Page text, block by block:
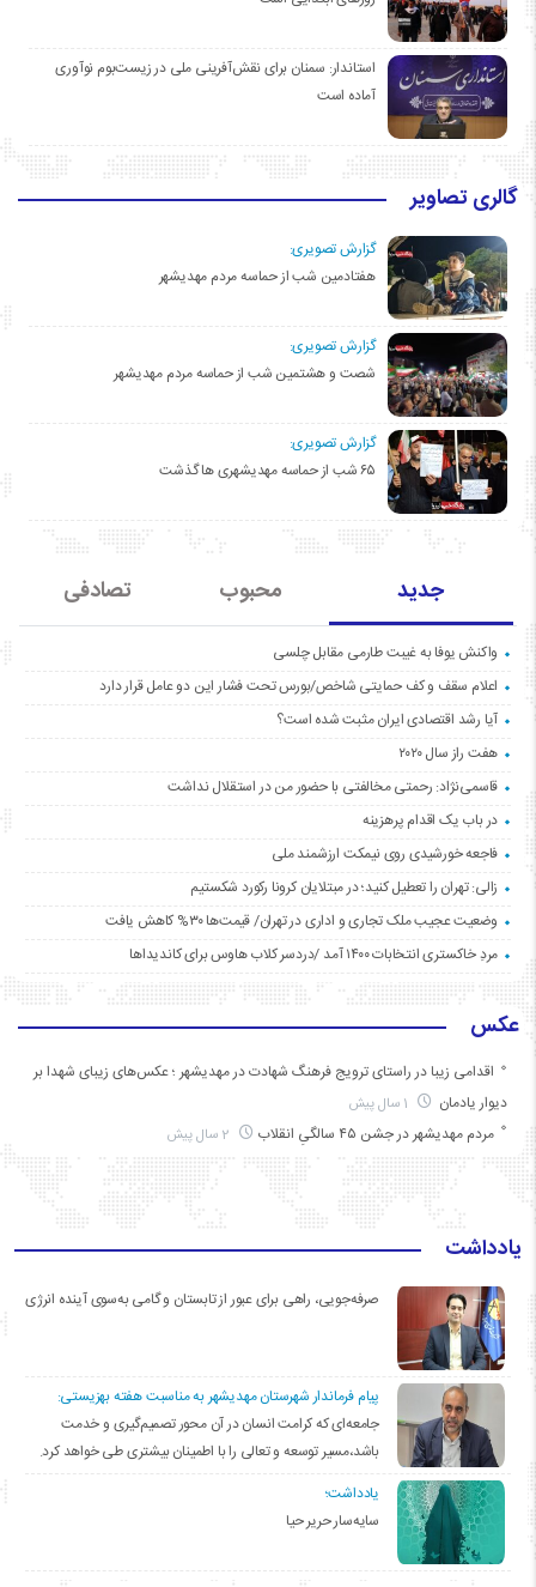
استاندار: سمنان برای نقش‌آفرینی ملی در زیست‌بوم نوآوری
آماده است
گالری تصاویر
گزارش تصویری:
هفتادمین شب از حماسه مردم مهدیشهر
گزارش تصویری:
شصت و هشتمین شب از حماسه مردم مهدیشهر
گزارش تصویری:
۶۵ شب از حماسه مهدیشهری ها گذشت
جدید محبوب تصادفی
واکنش یوفا به غیبت طارمی مقابل چلسی
اعلام سقف و کف حمایتی شاخص/بورس تحت فشار این دو عامل قرار دارد
آیا رشد اقتصادی ایران مثبت شده است؟
هفت راز سال ۲۰۲۰
قاسمی‌نژاد: رحمتی مخالفتی با حضور من در استقلال نداشت
در باب یک اقدام پرهزینه
فاجعه خورشیدی روی نیمکت ارزشمند ملی
زالی: تهران را تعطیل کنید؛ در مبتلایان کرونا رکورد شکستیم
وضعیت عجیب ملک تجاری و اداری در تهران/ قیمت‌ها ۳۰% کاهش یافت
مردِ خاکستری انتخابات ۱۴۰۰ آمد /دردسر کلاب هاوس برای کاندیداها
عکس
اقدامی زیبا در راستای ترویج فرهنگ شهادت در مهدیشهر ؛ عکس‌های زیبای شهدا بر
دیوار یادمان
مردم مهدیشهر در جشن ۴۵ سالگیِ انقلاب
یادداشت
صرفه‌جویی، راهی برای عبور از تابستان و گامی به‌سوی آینده انرژی
پیام فرماندار شهرستان مهدیشهر به مناسبت هفته بهزیستی:
جامعه‌ای که کرامت انسان در آن محور تصمیم‌گیری و خدمت
باشد،مسیر توسعه و تعالی را با اطمینان بیشتری طی خواهد کرد.
یادداشت؛
سایه‌سار حریر حیا